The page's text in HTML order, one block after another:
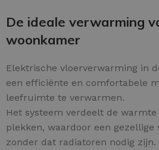
De ideale verwarming
woonkamer
Elektrische vloerverwarming in
een efficiënte en comfortabele
leefruimte te verwarmen.
Het systeem verdeelt de
plekken, waardoor een
zonder dat radiatoren nodig zijn.